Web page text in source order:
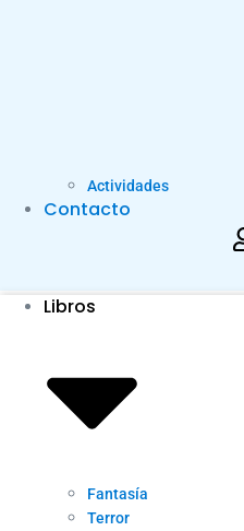
Actividades
Contacto
Libros
Fantasía
Terror